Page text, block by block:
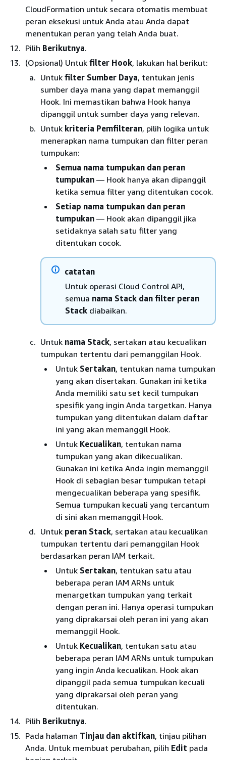
CloudFormation untuk secara otomatis membuat
peran eksekusi untuk Anda atau Anda dapat
menentukan peran yang telah Anda buat.
Pilih Berikutnya.
(Opsional) Untuk filter Hook, lakukan hal berikut:
Untuk filter Sumber Daya, tentukan jenis
sumber daya mana yang dapat memanggil
Hook. Ini memastikan bahwa Hook hanya
dipanggil untuk sumber daya yang relevan.
Untuk kriteria Pemfilteran, pilih logika untuk
menerapkan nama tumpukan dan filter peran
tumpukan:
Semua nama tumpukan dan peran
tumpukan — Hook hanya akan dipanggil
ketika semua filter yang ditentukan cocok.
Setiap nama tumpukan dan peran
tumpukan — Hook akan dipanggil jika
setidaknya salah satu filter yang
ditentukan cocok.
catatan
Untuk operasi Cloud Control API,
semua nama Stack dan filter peran
Stack diabaikan.
Untuk nama Stack, sertakan atau kecualikan
tumpukan tertentu dari pemanggilan Hook.
Untuk Sertakan, tentukan nama tumpukan
yang akan disertakan. Gunakan ini ketika
Anda memiliki satu set kecil tumpukan
spesifik yang ingin Anda targetkan. Hanya
tumpukan yang ditentukan dalam daftar
ini yang akan memanggil Hook.
Untuk Kecualikan, tentukan nama
tumpukan yang akan dikecualikan.
Gunakan ini ketika Anda ingin memanggil
Hook di sebagian besar tumpukan tetapi
mengecualikan beberapa yang spesifik.
Semua tumpukan kecuali yang tercantum
di sini akan memanggil Hook.
Untuk peran Stack, sertakan atau kecualikan
tumpukan tertentu dari pemanggilan Hook
berdasarkan peran IAM terkait.
Untuk Sertakan, tentukan satu atau
beberapa peran IAM ARNs untuk
menargetkan tumpukan yang terkait
dengan peran ini. Hanya operasi tumpukan
yang diprakarsai oleh peran ini yang akan
memanggil Hook.
Untuk Kecualikan, tentukan satu atau
beberapa peran IAM ARNs untuk tumpukan
yang ingin Anda kecualikan. Hook akan
dipanggil pada semua tumpukan kecuali
yang diprakarsai oleh peran yang
ditentukan.
Pilih Berikutnya.
Pada halaman Tinjau dan aktifkan, tinjau pilihan
Anda. Untuk membuat perubahan, pilih Edit pada